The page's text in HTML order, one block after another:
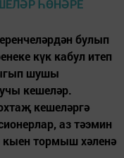
булып
күк кабул итеп
шушы
кешеләр.
кешеләргә
аз тәэмин
кыен тормыш хәленә